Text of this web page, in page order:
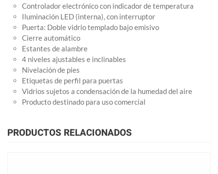
Controlador electrónico con indicador de temperatura
Iluminación LED (interna), con interruptor
Puerta: Doble vidrio templado bajo emisivo
Cierre automático
Estantes de alambre
4 niveles ajustables e inclinables
Nivelación de pies
Etiquetas de perfil para puertas
Vidrios sujetos a condensación de la humedad del aire
Producto destinado para uso comercial
PRODUCTOS RELACIONADOS